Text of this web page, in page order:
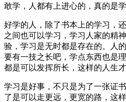
敢学，人都有上进心的，真的是
好学的人，除了书本上的学习，
之间也可以学习，学习人家的精
验，学习是无时都是存在的。人
要有一技之长吧，学点东西也是
都是可以发挥所长，这样的人生才
学习是好事，不只是为了一张证
了是可以走更远，更宽的路，这